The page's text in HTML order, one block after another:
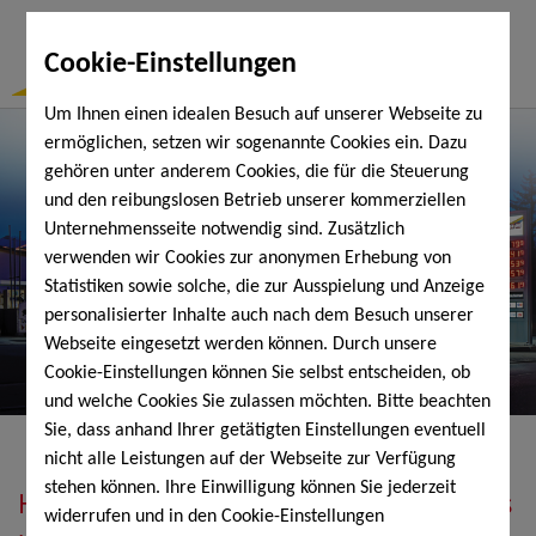
Cookie-Einstellungen
Um Ihnen einen idealen Besuch auf unserer Webseite zu
ermöglichen, setzen wir sogenannte Cookies ein. Dazu
gehören unter anderem Cookies, die für die Steuerung
und den reibungslosen Betrieb unserer kommerziellen
Unternehmensseite notwendig sind. Zusätzlich
verwenden wir Cookies zur anonymen Erhebung von
Statistiken sowie solche, die zur Ausspielung und Anzeige
personalisierter Inhalte auch nach dem Besuch unserer
Webseite eingesetzt werden können. Durch unsere
Cookie-Einstellungen können Sie selbst entscheiden, ob
und welche Cookies Sie zulassen möchten. Bitte beachten
Sie, dass anhand Ihrer getätigten Einstellungen eventuell
nicht alle Leistungen auf der Webseite zur Verfügung
stehen können. Ihre Einwilligung können Sie jederzeit
widerrufen und in den Cookie-Einstellungen
Heizöl, Diesel, Schmierstoffe, Holzpellets